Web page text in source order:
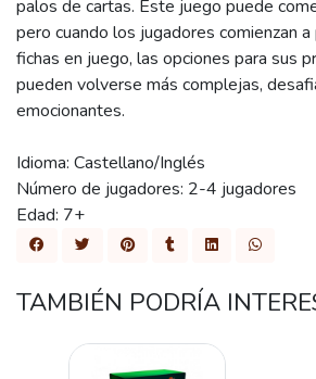
palos de cartas. Este juego puede
pero cuando los jugadores comienzan
fichas en juego, las opciones para sus
pueden volverse más complejas,
emocionantes.
Idioma: Castellano/Inglés
Número de jugadores: 2-4 jugadores
Edad: 7+
TAMBIÉN PODRÍA